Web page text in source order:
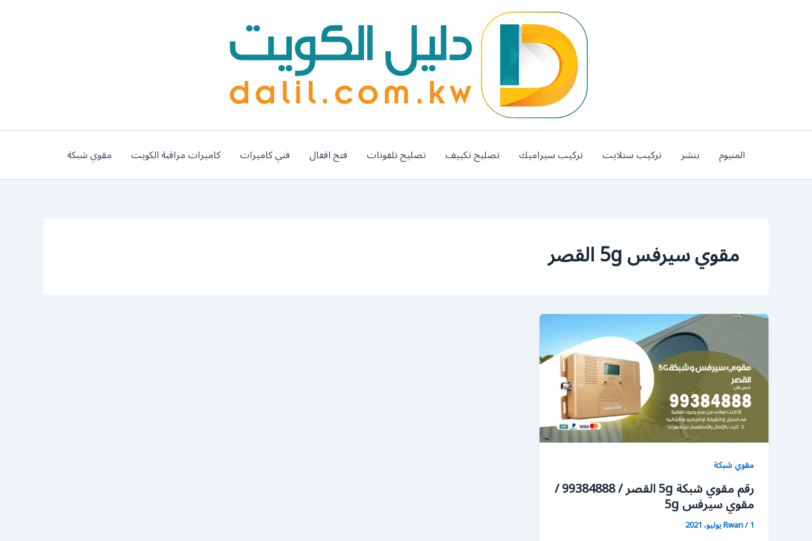
المنيوم بنشر تركيب ستلايت تركيب سيراميك تصليح تكييف تصليح تلفونات فتح اقفال فني كاميرات كاميرات مراقبة الكويت مقوي شبكة
مقوي سيرفس 5g القصر
مقوي شبكة
رقم مقوي شبكة 5g القصر / 99384888 /
مقوي سيرفس 5g
Rwan/1 يوليو، 2021